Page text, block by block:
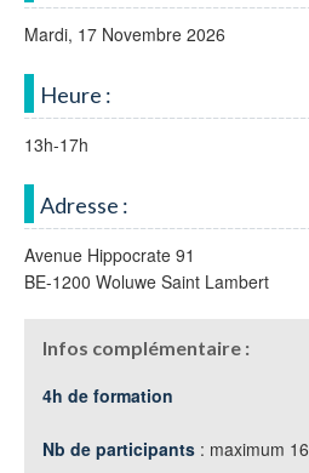
Mardi, 17 Novembre 2026
Heure :
13h-17h
Adresse :
Avenue Hippocrate 91
BE-1200 Woluwe Saint Lambert
Infos complémentaire :
4h de formation
Nb de participants : maximum 16